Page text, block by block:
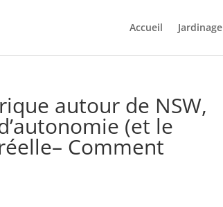
Accueil Jardinage
autour de NSW,
(et le
Comment